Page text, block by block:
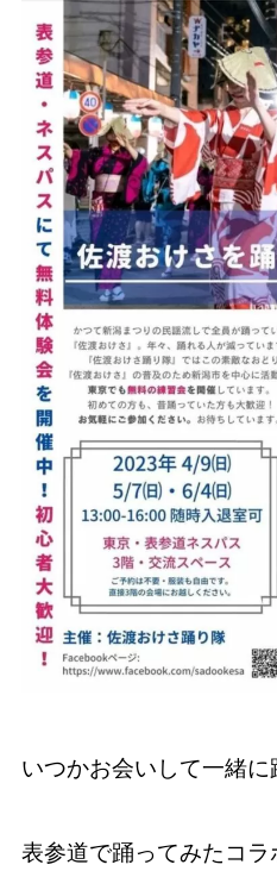
いつかお会いして一緒に
表参道で踊ってみたコラ